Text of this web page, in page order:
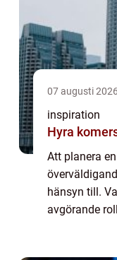
07 augusti 2026
inspiration
Hyra
Att planera
hänsyn till.
avgörande